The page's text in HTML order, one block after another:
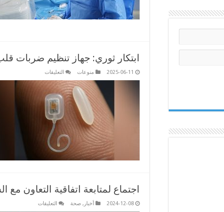
ابتكار ثوري: جهاز تنظيم ضربات
2025-06-11 منوعات التعليقات
اجتماع لمتابعة اتفاقية التعاون
2024-12-08 أخبار , صحة التعليقات